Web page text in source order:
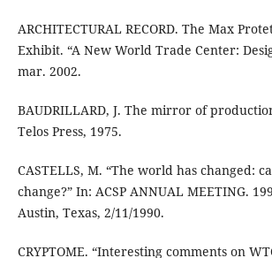
ARCHITECTURAL RECORD. The Max
Exhibit. “A New World Trade Center:
mar. 2002.
BAUDRILLARD, J. The mirror of
Telos Press, 1975.
CASTELLS, M. “The world has changed:
change?” In: ACSP ANNUAL MEETING.
Austin, Texas, 2/11/1990.
CRYPTOME. “Interesting comments on